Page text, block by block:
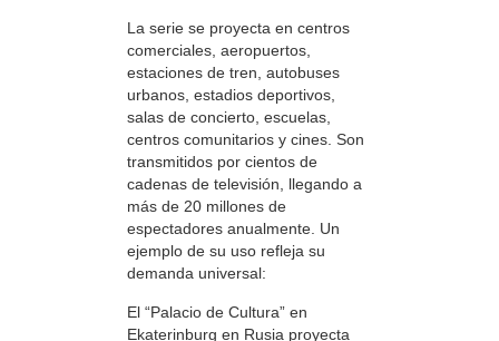
La serie se proyecta en centros
comerciales, aeropuertos,
estaciones de tren, autobuses
urbanos, estadios deportivos,
salas de concierto, escuelas,
centros comunitarios y cines. Son
transmitidos por cientos de
cadenas de televisión, llegando a
más de 20 millones de
espectadores anualmente. Un
ejemplo de su uso refleja su
demanda universal:
El “Palacio de Cultura” en
Ekaterinburg en Rusia proyecta